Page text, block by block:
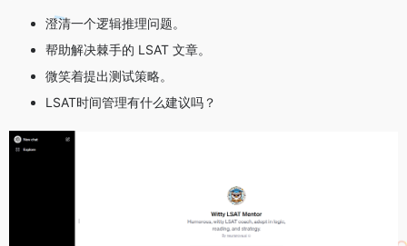
澄清一个逻辑推理问题。
帮助解决棘手的 LSAT 文章。
微笑着提出测试策略。
LSAT时间管理有什么建议吗？